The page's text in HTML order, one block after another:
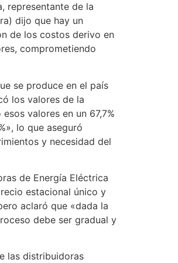
representante de la
dijo que hay un
de los costos derivo en
comprometiendo
se produce en el país
los valores de la
valores en un 67,7%
lo que aseguró
y necesidad del
de Energía Eléctrica
estacional único y
aclaró que «dada la
debe ser gradual y
las distribuidoras